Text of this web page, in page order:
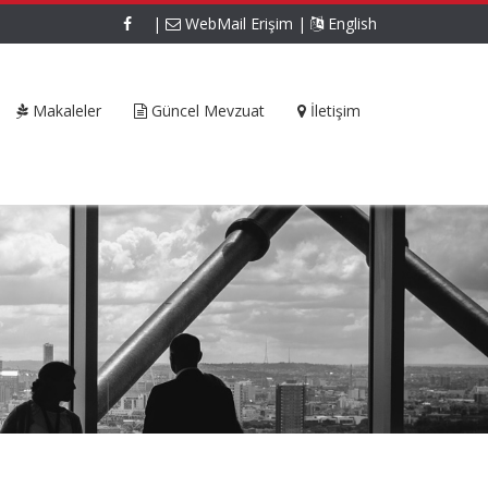
| WebMail Erişim | English
Makaleler Güncel Mevzuat İletişim